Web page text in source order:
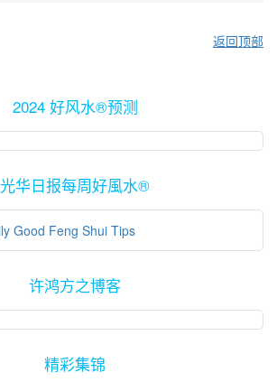
返回顶部
2024 好风水®预测
光华日报每周好風水®
许鸿方之博客
精彩集锦